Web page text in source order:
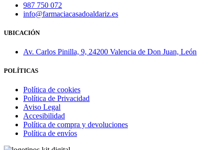
987 750 072
info@farmaciacasadoaldariz.es
UBICACIÓN
Av. Carlos Pinilla, 9, 24200 Valencia de Don Juan, León
POLÍTICAS
Política de cookies
Política de Privacidad
Aviso Legal
Accesibilidad
Política de compra y devoluciones
Política de envíos